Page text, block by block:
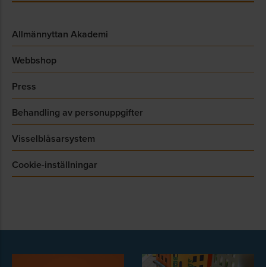
Allmännyttan Akademi
Webbshop
Press
Behandling av personuppgifter
Visselblåsarsystem
Cookie-inställningar